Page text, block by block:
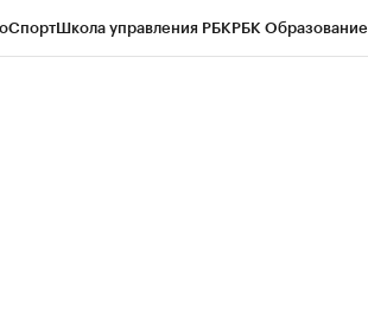
СпортШкола управления РБКРБК Образование